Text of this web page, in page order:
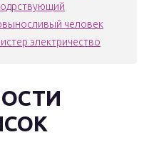
человек
электричество